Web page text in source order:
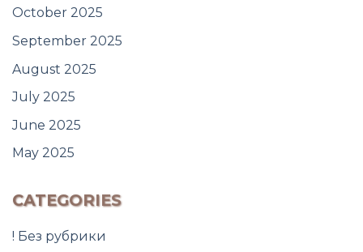
October 2025
September 2025
August 2025
July 2025
June 2025
May 2025
CATEGORIES
! Без рубрики